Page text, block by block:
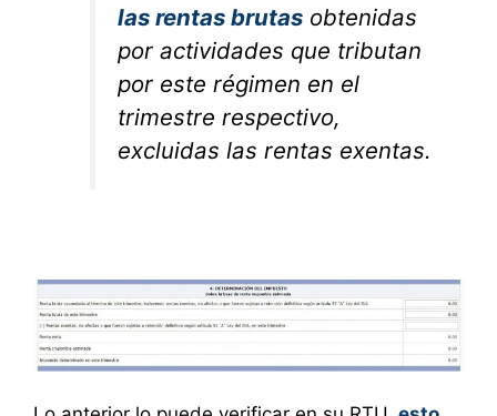
las rentas brutas obtenidas
por actividades que tributan
por este régimen en el
trimestre respectivo,
excluidas las rentas exentas.